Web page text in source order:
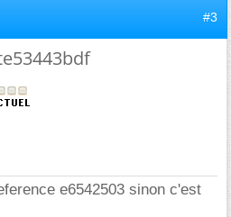
#3
e6542503 sinon c'est